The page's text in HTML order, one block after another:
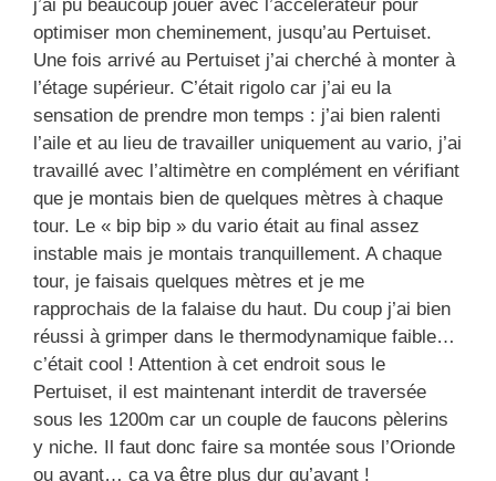
j’ai pu beaucoup jouer avec l’accélérateur pour
optimiser mon cheminement, jusqu’au Pertuiset.
Une fois arrivé au Pertuiset j’ai cherché à monter à
l’étage supérieur. C’était rigolo car j’ai eu la
sensation de prendre mon temps : j’ai bien ralenti
l’aile et au lieu de travailler uniquement au vario, j’ai
travaillé avec l’altimètre en complément en vérifiant
que je montais bien de quelques mètres à chaque
tour. Le « bip bip » du vario était au final assez
instable mais je montais tranquillement. A chaque
tour, je faisais quelques mètres et je me
rapprochais de la falaise du haut. Du coup j’ai bien
réussi à grimper dans le thermodynamique faible…
c’était cool ! Attention à cet endroit sous le
Pertuiset, il est maintenant interdit de traversée
sous les 1200m car un couple de faucons pèlerins
y niche. Il faut donc faire sa montée sous l’Orionde
ou avant… ça va être plus dur qu’avant !